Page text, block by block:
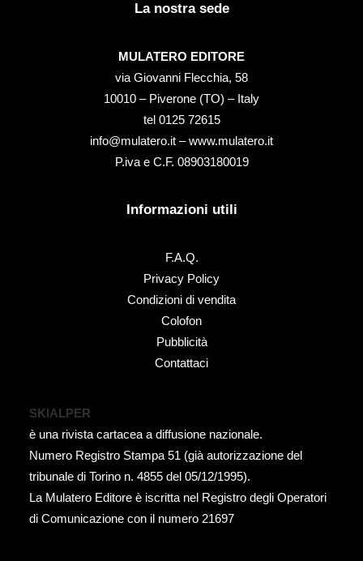
La nostra sede
MULATERO EDITORE
via Giovanni Flecchia, 58
10010 – Piverone (TO) – Italy
tel ‭0125 72615‬
info@mulatero.it –www.mulatero.it
P.iva e C.F. 08903180019
Informazioni utili
F.A.Q.
Privacy Policy
Condizioni di vendita
Colofon
Pubblicità
Contattaci
SKIALPER
è una rivista cartacea a diffusione nazionale.
Numero Registro Stampa 51 (già autorizzazione del
tribunale di Torino n. 4855 del 05/12/1995).
La Mulatero Editore è iscritta nel Registro degli Operatori
di Comunicazione con il numero 21697